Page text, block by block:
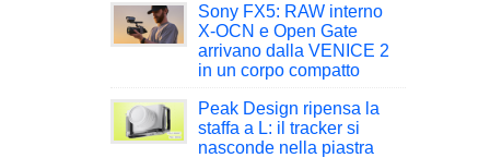
Sony FX5: RAW interno
X-OCN e Open Gate
arrivano dalla VENICE 2
in un corpo compatto
Peak Design ripensa la
staffa a L: il tracker si
nasconde nella piastra